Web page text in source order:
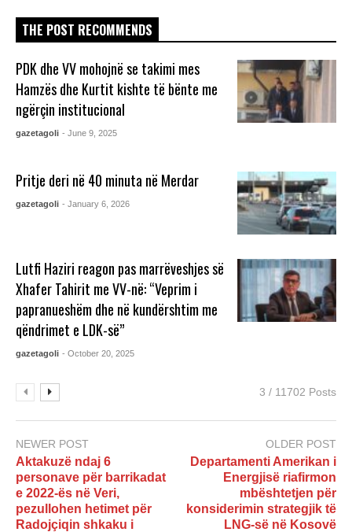
THE POST RECOMMENDS
PDK dhe VV mohojnë se takimi mes
Hamzës dhe Kurtit kishte të bënte me
ngërçin institucional
gazetagoli - June 9, 2025
Pritje deri në 40 minuta në Merdar
gazetagoli - January 6, 2026
Lutfi Haziri reagon pas marrëveshjes së
Xhafer Tahirit me VV-në: “Veprim i
papranueshëm dhe në kundërshtim me
qëndrimet e LDK-së”
gazetagoli - October 20, 2025
3 / 11702 Posts
NEWER POST
Aktakuzë ndaj 6
personave për barrikadat
e 2022-ës në Veri,
pezullohen hetimet për
Radojçiqin shkaku i
OLDER POST
Departamenti Amerikan i
Energjisë riafirmon
mbështetjen për
konsiderimin strategjik të
LNG-së në Kosovë